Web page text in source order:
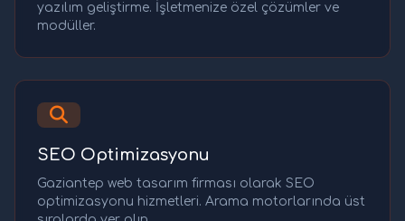
yazılım geliştirme. İşletmenize özel çözümler ve
modüller.
SEO Optimizasyonu
Gaziantep web tasarım firması olarak SEO
optimizasyonu hizmetleri. Arama motorlarında üst